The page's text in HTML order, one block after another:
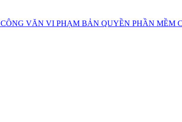
CÔNG VĂN VI PHẠM BẢN QUYỀN PHẦN MỀM